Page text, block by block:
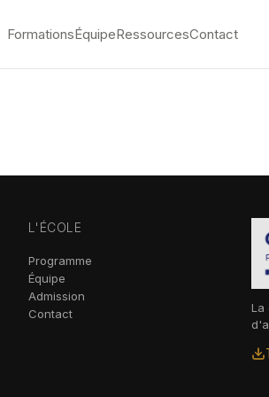
FormationsÉquipeRessourcesContact
L'ÉCOLE
Programme
Équipe
Admission
Contact
La